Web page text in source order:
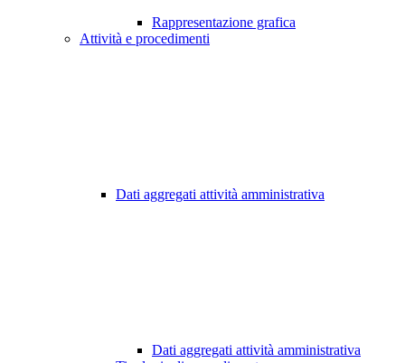
Rappresentazione grafica
Attività e procedimenti
Dati aggregati attività amministrativa
Dati aggregati attività amministrativa